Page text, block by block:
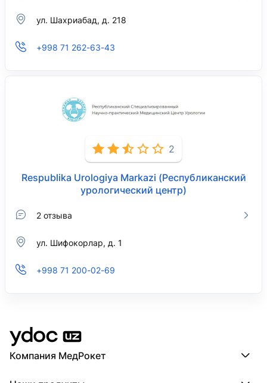
ул. Шахриабад, д. 218
+998 71 262-63-43
2
Respublika Urologiya Markazi (Республиканский
урологический центр)
2 отзыва
ул. Шифокорлар, д. 1
+998 71 200-02-69
Компания МедРокет